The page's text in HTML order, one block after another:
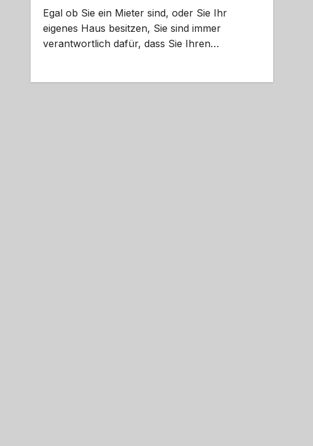
Egal ob Sie ein Mieter sind, oder Sie Ihr
eigenes Haus besitzen, Sie sind immer
verantwortlich dafür, dass Sie Ihren…